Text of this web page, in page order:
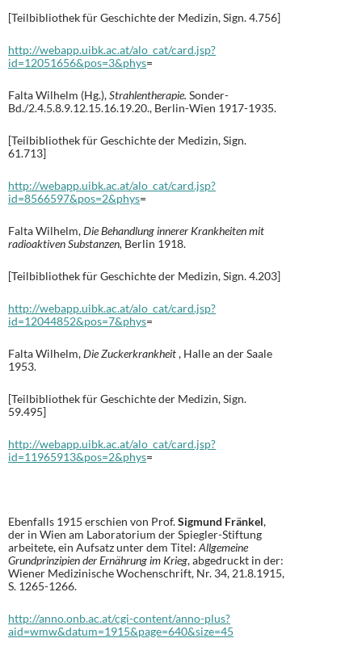
[Teilbibliothek für Geschichte der Medizin, Sign. 4.756]
http://webapp.uibk.ac.at/alo_cat/card.jsp?
id=12051656&pos=3&phys=
Falta Wilhelm (Hg.),Strahlentherapie. Sonder-
Bd./2.4.5.8.9.12.15.16.19.20., Berlin-Wien 1917-1935.
[Teilbibliothek für Geschichte der Medizin, Sign.
61.713]
http://webapp.uibk.ac.at/alo_cat/card.jsp?
id=8566597&pos=2&phys=
Falta Wilhelm,Die Behandlung innerer Krankheiten mit
radioaktiven Substanzen, Berlin 1918.
[Teilbibliothek für Geschichte der Medizin, Sign. 4.203]
http://webapp.uibk.ac.at/alo_cat/card.jsp?
id=12044852&pos=7&phys=
Falta Wilhelm,Die Zuckerkrankheit, Halle an der Saale
1953.
[Teilbibliothek für Geschichte der Medizin, Sign.
59.495]
http://webapp.uibk.ac.at/alo_cat/card.jsp?
id=11965913&pos=2&phys=
Ebenfalls 1915 erschien von Prof.Sigmund Fränkel,
der in Wien am Laboratorium der Spiegler-Stiftung
arbeitete, ein Aufsatz unter dem Titel: Allgemeine
Grundprinzipien der Ernährung im Krieg, abgedruckt in der:
Wiener Medizinische Wochenschrift, Nr. 34, 21.8.1915,
S. 1265-1266.
http://anno.onb.ac.at/cgi-content/anno-plus?
aid=wmw&datum=1915&page=640&size=45